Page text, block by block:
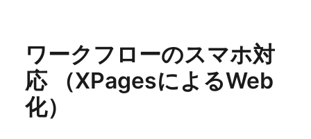
ワークフローのスマホ対
応 （XPagesによるWeb
化）